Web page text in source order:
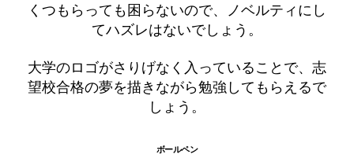
くつもらっても困らないので、ノベルティにし
てハズレはないでしょう。
大学のロゴがさりげなく入っていることで、志
望校合格の夢を描きながら勉強してもらえるで
しょう。
ボールペン